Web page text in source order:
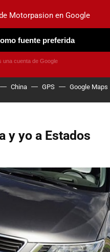
NUEVO
OBSERVATORIO
China GPS Google Maps
y yo a Estados
Motorpasion en Google
fuente preferida
una cuenta de Google